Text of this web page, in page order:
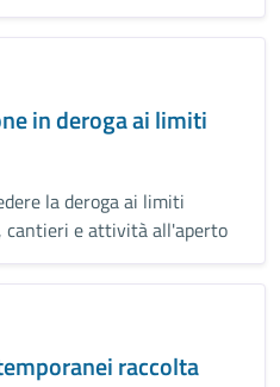
in deroga ai limiti
la deroga ai limiti
cantieri e attività all'aperto
raccolta